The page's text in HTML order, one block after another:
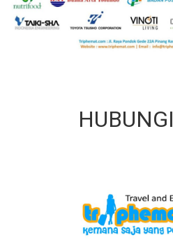
HUBUNGI